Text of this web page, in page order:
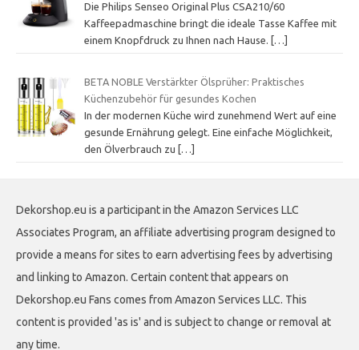
Die Philips Senseo Original Plus CSA210/60
Kaffeepadmaschine bringt die ideale Tasse Kaffee mit
einem Knopfdruck zu Ihnen nach Hause.
[…]
BETA NOBLE Verstärkter Ölsprüher: Praktisches
Küchenzubehör für gesundes Kochen
In der modernen Küche wird zunehmend Wert auf eine
gesunde Ernährung gelegt. Eine einfache Möglichkeit,
den Ölverbrauch zu
[…]
Dekorshop.eu is a participant in the Amazon Services LLC
Associates Program, an affiliate advertising program designed to
provide a means for sites to earn advertising fees by advertising
and linking to Amazon. Certain content that appears on
Dekorshop.eu Fans comes from Amazon Services LLC. This
content is provided 'as is' and is subject to change or removal at
any time.